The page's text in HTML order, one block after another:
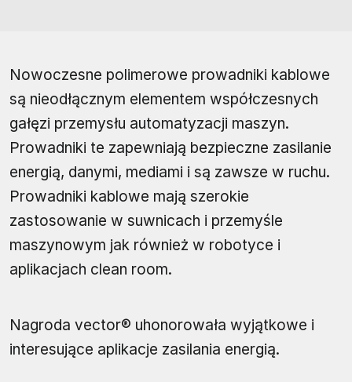
Nowoczesne polimerowe prowadniki kablowe
są nieodłącznym elementem współczesnych
gałęzi przemysłu automatyzacji maszyn.
Prowadniki te zapewniają bezpieczne zasilanie
energią, danymi, mediami i są zawsze w ruchu.
Prowadniki kablowe mają szerokie
zastosowanie w suwnicach i przemyśle
maszynowym jak również w robotyce i
aplikacjach clean room.
Nagroda vector® uhonorowała wyjątkowe i
interesujące aplikacje zasilania energią.